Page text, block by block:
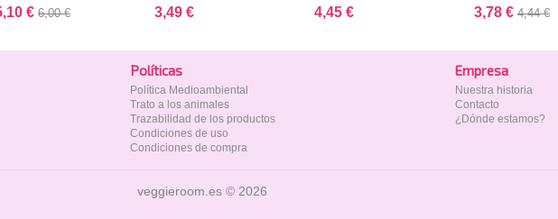
€ 6,00 € 3,49 € 4,45 € 3,78 € 4,44 €
Polí­ticas
Política Medioambiental
Trato a los animales
Trazabilidad de los productos
Condiciones de uso
Condiciones de compra
Empresa
Nuestra historia
Contacto
¿Dónde estamos?
veggieroom.es © 2026